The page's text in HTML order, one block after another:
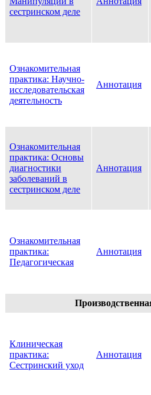
сестринском деле
Ознакомительная
практика: Научно-
исследовательская
деятельность
Аннотация
Ознакомительная
практика: Основы
диагностики
заболеваний в
сестринском деле
Аннотация
Ознакомительная
практика:
Педагогическая
Аннотация
Клиническая
практика:
Сестринский уход
Аннотация